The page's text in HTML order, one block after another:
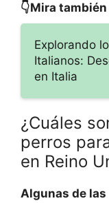
👇Mira también
Explorando
Italianos:
en Italia
¿Cuáles
perros
en Reino
Algunas de